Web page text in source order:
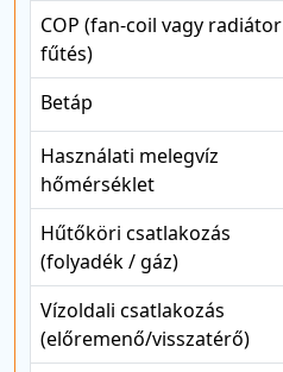
COP (fan-coil vagy radiátor
fűtés)
Betáp
Használati melegvíz
hőmérséklet
Hűtőköri csatlakozás
(folyadék / gáz)
Vízoldali csatlakozás
(előremenő/visszatérő)